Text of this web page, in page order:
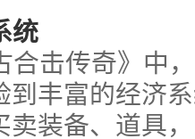
统
合击传奇》中
到丰富的经济
卖装备、道具